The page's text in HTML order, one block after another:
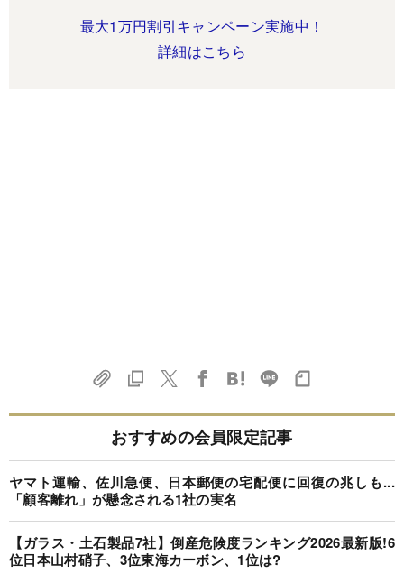
最大1万円割引キャンペーン実施中！
詳細はこちら
おすすめの会員限定記事
ヤマト運輸、佐川急便、日本郵便の宅配便に回復の兆しも...
「顧客離れ」が懸念される1社の実名
【ガラス・土石製品7社】倒産危険度ランキング2026最新版!6
位日本山村硝子、3位東海カーボン、1位は?